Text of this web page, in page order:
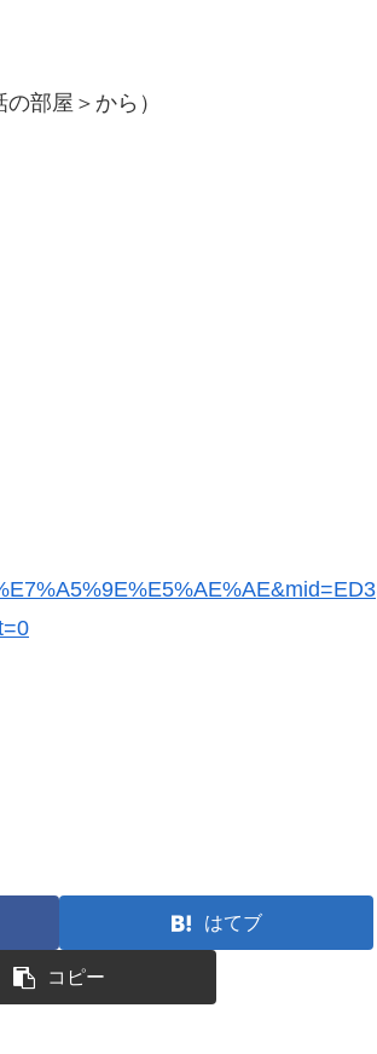
部屋＞から）
はてブ
コピー